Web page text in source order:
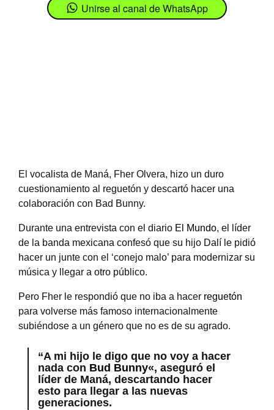
Unirse al canal de WhatsApp
El vocalista de Maná, Fher Olvera, hizo un duro
cuestionamiento al reguetón y descartó hacer una
colaboración con Bad Bunny.
Durante una entrevista con el diario El Mundo, el líder
de la banda mexicana confesó que su hijo Dalí le pidió
hacer un junte con el ‘conejo malo’ para modernizar su
música y llegar a otro público.
Pero Fher le respondió que no iba a hacer reguetón
para volverse más famoso internacionalmente
subiéndose a un género que no es de su agrado.
“A mi hijo le digo que no voy a hacer
nada con Bud Bunny«, aseguró el
líder de Maná, descartando hacer
esto para llegar a las nuevas
generaciones.